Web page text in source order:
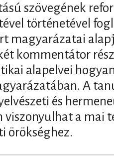
szövegének
történetével
magyarázatai
kommentátor
alapelvei
A
és
viszonyulhat a mai
örökséghez.